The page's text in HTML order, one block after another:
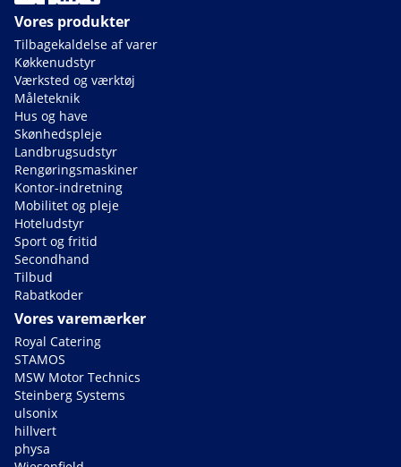
Vores produkter
Tilbagekaldelse af varer
Køkkenudstyr
Værksted og værktøj
Måleteknik
Hus og have
Skønhedspleje
Landbrugsudstyr
Rengøringsmaskiner
Kontor-indretning
Mobilitet og pleje
Hoteludstyr
Sport og fritid
Secondhand
Tilbud
Rabatkoder
Vores varemærker
Royal Catering
STAMOS
MSW Motor Technics
Steinberg Systems
ulsonix
hillvert
physa